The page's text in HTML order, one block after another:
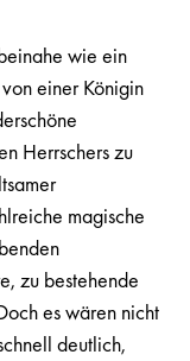
wie ein
einer Königin
Herrschers zu
magische
zu bestehende
es wären nicht
deutlich,